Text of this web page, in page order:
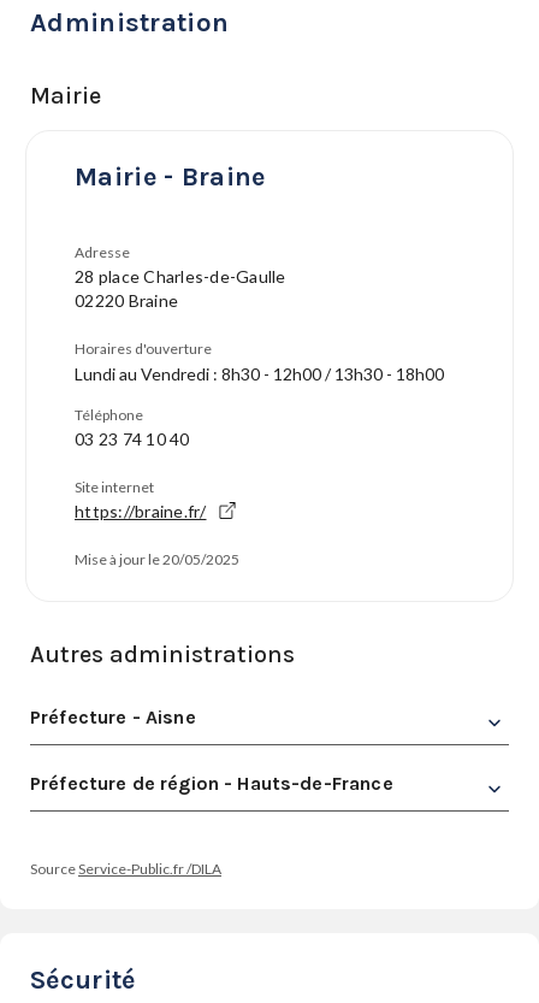
Administration
Mairie
Mairie - Braine
Adresse
28 place Charles-de-Gaulle
02220 Braine
Horaires d'ouverture
Lundi au Vendredi : 8h30 - 12h00 / 13h30 - 18h00
Téléphone
03 23 74 10 40
Site internet
https://braine.fr/
Mise à jour le 20/05/2025
Autres administrations
Préfecture - Aisne
Préfecture de région - Hauts-de-France
SourceService-Public.fr /DILA
Sécurité